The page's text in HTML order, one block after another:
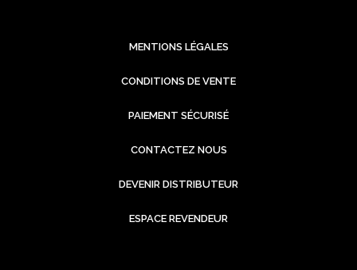
MENTIONS LÉGALES
CONDITIONS DE VENTE
PAIEMENT SÉCURISÉ
CONTACTEZ NOUS
DEVENIR DISTRIBUTEUR
ESPACE REVENDEUR